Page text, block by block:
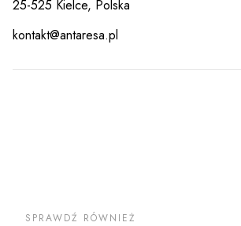
25-525 Kielce, Polska
kontakt@antaresa.pl
SPRAWDŹ RÓWNIEŻ